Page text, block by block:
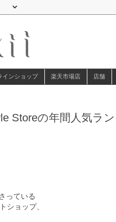
インショップ 楽天市場店 店舗
Storeの年間人気ラ
っている
ショップ、